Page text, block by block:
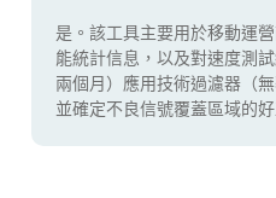
是。該工具主要用於移動運
能統計信息，以及對速度測
兩個月）應用技術過濾器（
並確定不良信號覆蓋區域的好